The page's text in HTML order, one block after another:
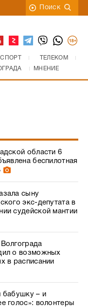
Поиск
СПОРТ
ТЕЛЕКОМ
МНЕНИЕ
области 6
беспилотная
сыну
экс-депутата в
судейской мантии
о возможных
в расписании
бабушку – и
голос»: волонтеры